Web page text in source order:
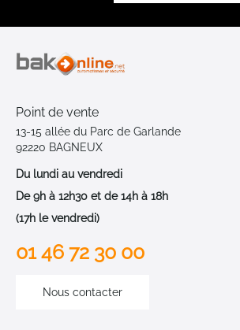
Point de vente
13-15 allée du Parc de Garlande
92220 BAGNEUX
Du lundi au vendredi
De 9h à 12h30 et de 14h à 18h
(17h le vendredi)
01 46 72 30 00
Nous contacter